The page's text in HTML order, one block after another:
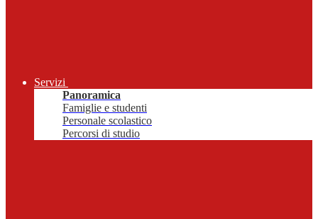
Servizi
Panoramica
Famiglie e studenti
Personale scolastico
Percorsi di studio